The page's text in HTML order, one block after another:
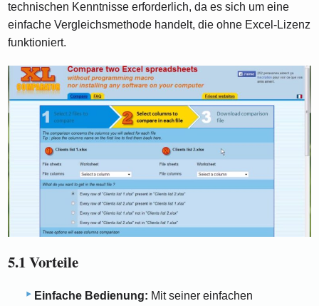
technischen Kenntnisse erforderlich, da es sich um eine
einfache Vergleichsmethode handelt, die ohne Excel-Lizenz
funktioniert.
5.1 Vorteile
Einfache Bedienung: Mit seiner einfachen